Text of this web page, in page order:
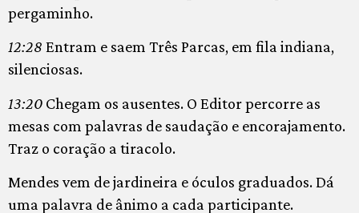
pergaminho.
12:28 Entram e saem Três Parcas, em fila indiana,
silenciosas.
13:20 Chegam os ausentes. O Editor percorre as
mesas com palavras de saudação e encorajamento.
Traz o coração a tiracolo.
Mendes vem de jardineira e óculos graduados. Dá
uma palavra de ânimo a cada participante.